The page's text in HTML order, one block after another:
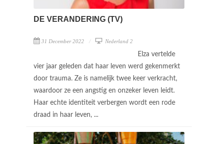
DE VERANDERING (TV)
31 December 2022 Nederland 2
Elza vertelde
vier jaar geleden dat haar leven werd gekenmerkt
door trauma. Ze is namelijk twee keer verkracht,
waardoor ze een angstig en onzeker leven leidt.
Haar echte identiteit verbergen wordt een rode
draad in haar leven, ...